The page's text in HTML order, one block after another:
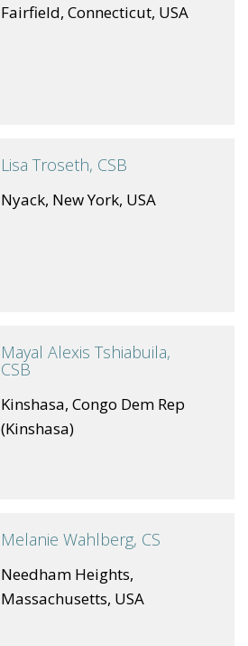
Fairfield, Connecticut, USA
Lisa Troseth, CSB
Nyack, New York, USA
Mayal Alexis Tshiabuila,
CSB
Kinshasa, Congo Dem Rep
(Kinshasa)
Melanie Wahlberg, CS
Needham Heights,
Massachusetts, USA